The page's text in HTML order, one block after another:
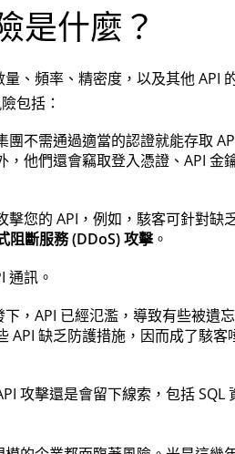
是什麼？
、頻率、精密度，以及其他 API
包括：
不需通過適當的認證就能存取
他們還會竊取登入憑證、API 金
您的 API，例如，駭客可針對缺
阻斷服務 (DDoS) 攻擊。
通訊。
，API 已經氾濫，導致有些被遺
API 缺乏防護措施，因而成了駭客
攻擊還是會留下線索，包括 SQL